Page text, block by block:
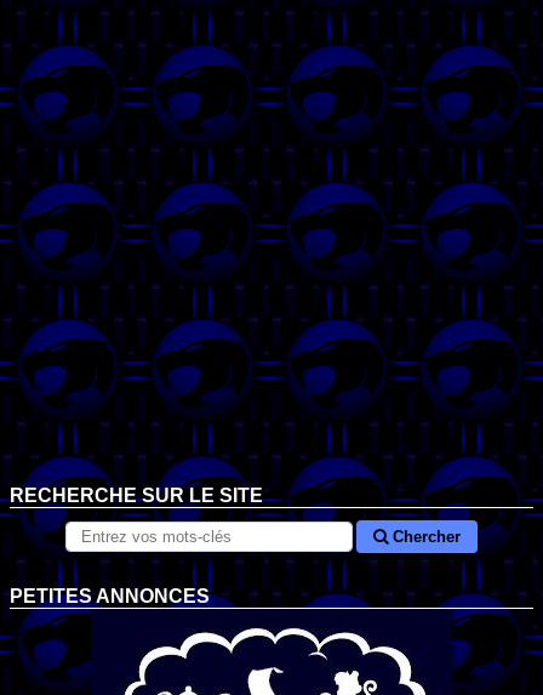
RECHERCHE SUR LE SITE
Chercher
PETITES ANNONCES